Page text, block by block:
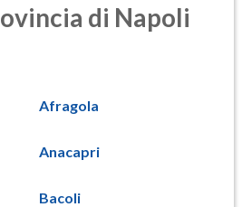
di Napoli
Afragola
Anacapri
Bacoli